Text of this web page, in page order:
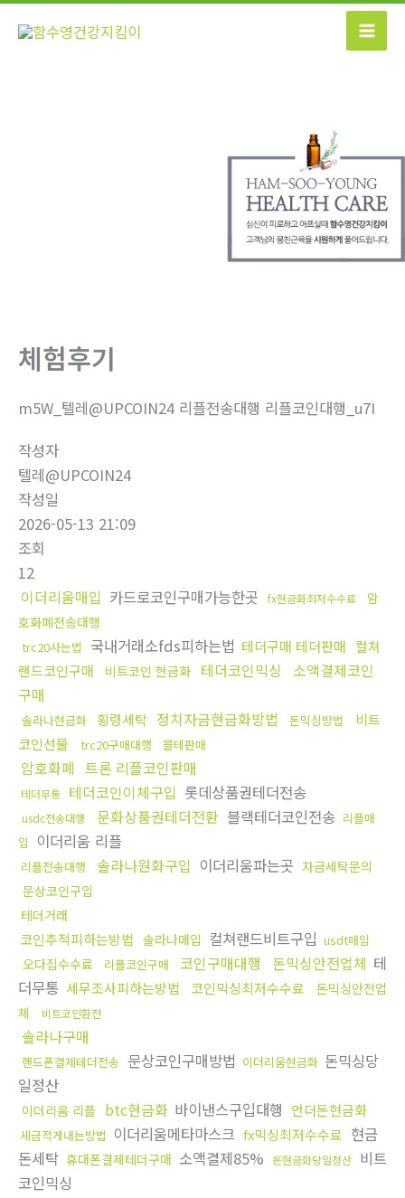
콘
체험후기
m5W_텔레@UPCOIN24 리플전송대행 리플코인대행_u7I
작성자
텔레@UPCOIN24
작성일
2026-05-13 21:09
조회
12
이더리움매입 카드로코인구매가능한곳 fx현금화최저수수료
암
호화폐전송대행
trc20사는법 국내거래소fds피하는법 테더구매 테더판매 컬쳐
랜드코인구매
비트코인 현금화 테더코인믹싱
소액결제코인
구매
솔라나현금화 횡령세탁 정치자금현금화방법 돈믹싱방법
비트
코인선물
trc20구매대행 블테판매
암호화폐 트론 리플코인판매
테더무통 테더코인이체구입 롯데상품권테더전송
usdc전송대행 문화상품권테더전환 블랙테더코인전송 리플매
입
이더리움 리플
리플전송대행 솔라나원화구입 이더리움파는곳 자금세탁문의
문상코인구입
테더거래
코인추적피하는방법 솔라나매입 컬쳐랜드비트구입 usdt매입
오다집수수료 리플코인구매 코인구매대행 돈믹싱안전업체 테
더무통 세무조사피하는방법 코인믹싱최저수수료
돈믹싱안전업
체
비트코인환전
솔라나구매
핸드폰결제테더전송 문상코인구매방법 이더리움현금화 돈믹싱당
일정산
이더리움 리플 btc현금화 바이낸스구입대행 언더돈현금화
세금적게내는방법 이더리움메타마스크 fx믹싱최저수수료 현금
돈세탁 휴대폰결제테더구매 소액결제85% 돈현금화당일정산 비트
코인믹싱